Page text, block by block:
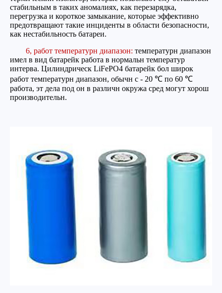
стабильным в таких аномалиях, как перезарядка,
перегрузка и короткое замыкание, которые эффективно
предотвращают такие инциденты в области безопасности,
как нестабильность батареи.
6, работ температурн диапазон: температурн диапазон
имел в вид батарейк работа в нормальн температур
интерва. Цилиндрическ LiFePO4 батарейк бол широк
работ температурн диапазон, обычн с - 20 ℃ по 60 ℃
работа, эт дела под он в различн окружа сред могут хорош
производительн.